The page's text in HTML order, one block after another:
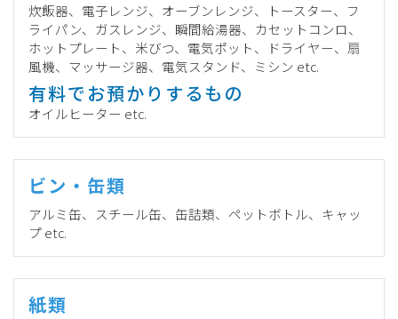
炊飯器、電子レンジ、オーブンレンジ、トースター、フ
ライパン、ガスレンジ、瞬間給湯器、カセットコンロ、
ホットプレート、米びつ、電気ポット、ドライヤー、扇
風機、マッサージ器、電気スタンド、ミシン etc.
有料でお預かりするもの
オイルヒーター etc.
ビン・缶類
アルミ缶、スチール缶、缶詰類、ペットボトル、キャッ
プ etc.
紙類